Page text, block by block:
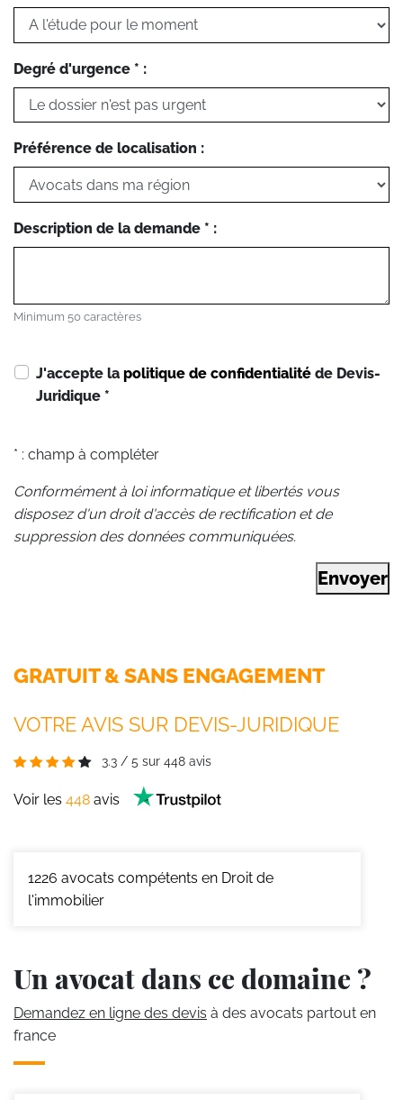
Degré d'urgence * :
Préférence de localisation :
Description de la demande * :
Minimum 50 caractères
J'accepte la politique de confidentialité de Devis-
Juridique *
* : champ à compléter
Conformément à loi informatique et libertés vous
disposez d'un droit d'accès de rectification et de
suppression des données communiquées.
Envoyer
GRATUIT & SANS ENGAGEMENT
VOTRE AVIS SUR DEVIS-JURIDIQUE
3.3 / 5 sur 448 avis
Voir les 448 avis
1226 avocats compétents en Droit de
l'immobilier
Un avocat dans ce domaine ?
Demandez en ligne des devis à des avocats partout en
france